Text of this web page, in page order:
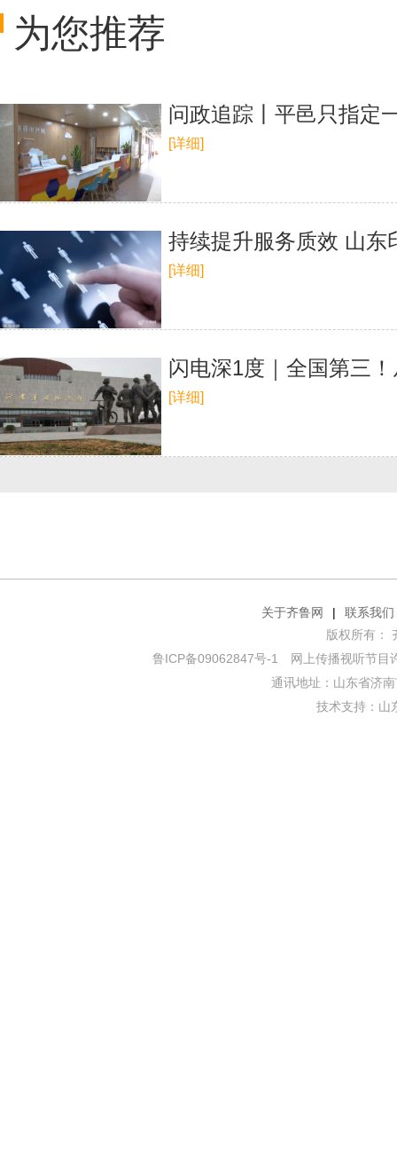
为您推荐
问政追踪丨平邑只指定
[详细]
持续提升服务质效 山东
[详细]
闪电深1度｜全国第三
[详细]
关于齐鲁网 |
联系我们
版权所有：
鲁ICP备09062847号-1
网上传播视听节目
通讯地址：山东省济
技术支持： 山